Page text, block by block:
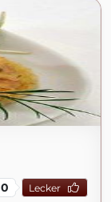
0 Lecker